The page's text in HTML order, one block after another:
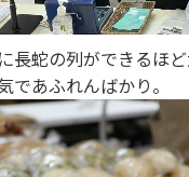
長蛇の列ができるほ
であふれんばかり。